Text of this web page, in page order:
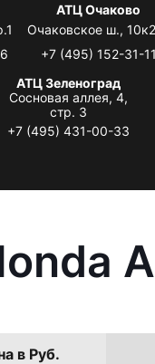
АТЦ Очаково
Очаковское ш.,
+7 (495) 152-31-11
АТЦ Зеленоград
Сосновая аллея, 4,
стр. 3
+7 (495) 431-00-33
в Руб.